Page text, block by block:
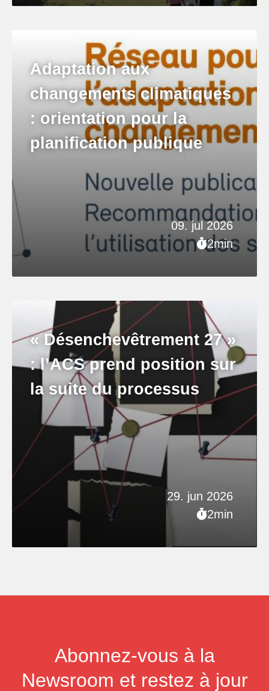
09. jul 2026
2min
Adaptation aux
changements climatiques
: orientation pour la
planification publique
29. jun 2026
2min
« Désenchevêtrement 27 »
: l’ACS prend position sur
la suite du processus
Abonnez-vous à la
Newsroom et restez à jour